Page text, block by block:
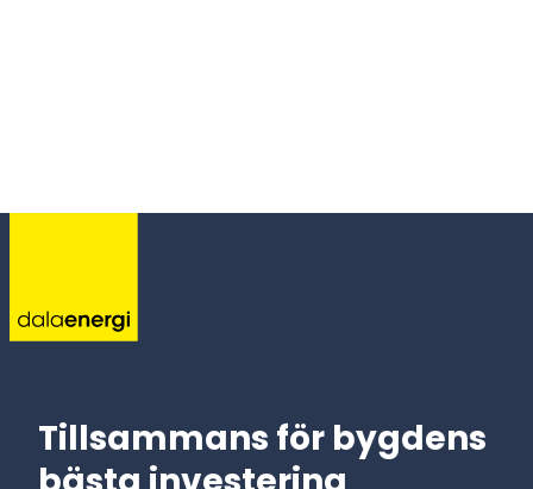
Tillsammans för bygdens